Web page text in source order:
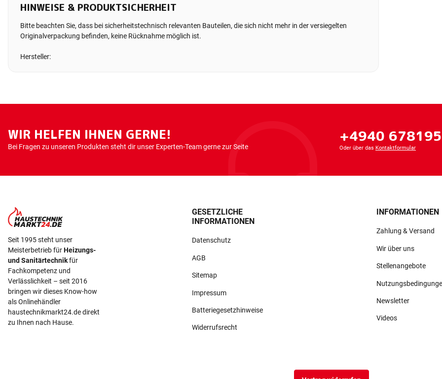
HINWEISE & PRODUKTSICHERHEIT
Bitte beachten Sie, dass bei sicherheitstechnisch relevanten Bauteilen, die sich nicht mehr in der versiegelten
Originalverpackung befinden, keine Rücknahme möglich ist.
Hersteller:
WIR HELFEN IHNEN GERNE!
Bei Fragen zu unseren Produkten steht dir unser Experten-Team gerne zur Seite
+4940
Oder über das Kontaktformular
Seit 1995 steht unser
Meisterbetrieb fürHeizungs-
und Sanitärtechnikfür
Fachkompetenz und
Verlässlichkeit – seit 2016
bringen wir dieses Know-how
als Onlinehändler
haustechnikmarkt24.de direkt
zu Ihnen nach Hause.
GESETZLICHE
INFORMATIONEN
Datenschutz
AGB
Sitemap
Impressum
Batteriegesetzhinweise
Widerrufsrecht
INFORMATIONEN
Zahlung & Versand
Wir über uns
Stellenangebote
Newsletter
Videos